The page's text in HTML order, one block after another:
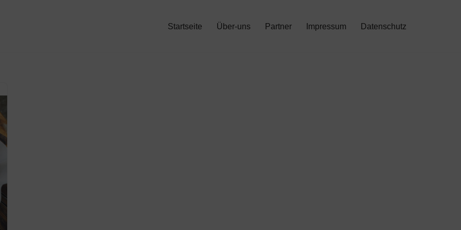
Startseite Über-uns Partner Impressum Datenschutz